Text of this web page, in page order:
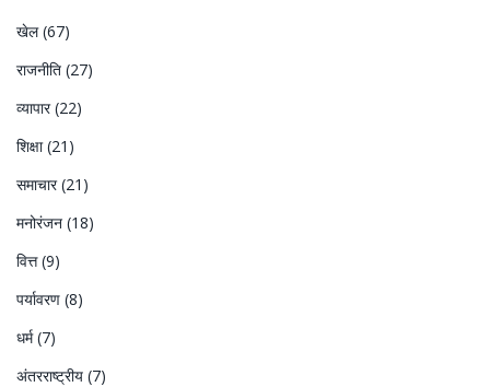
खेल(67)
राजनीति (27)
व्यापार(22)
शिक्षा(21)
समाचार(21)
मनोरंजन (18)
वित्त(9)
पर्यावरण (8)
धर्म(7)
अंतरराष्ट्रीय (7)